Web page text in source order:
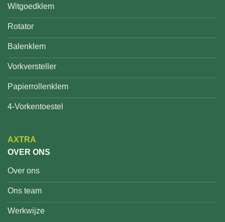
Witgoedklem
Rotator
Balenklem
Vorkversteller
Papierrollenklem
4-Vorkentoestel
AXTRA
OVER ONS
Over ons
Ons team
Werkwijze